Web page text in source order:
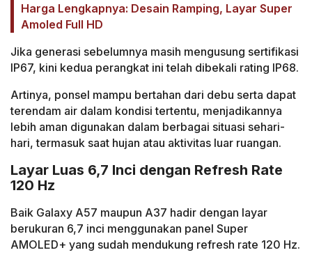
Harga Lengkapnya: Desain Ramping, Layar Super
Amoled Full HD
Jika generasi sebelumnya masih mengusung sertifikasi
IP67, kini kedua perangkat ini telah dibekali rating IP68.
Artinya, ponsel mampu bertahan dari debu serta dapat
terendam air dalam kondisi tertentu, menjadikannya
lebih aman digunakan dalam berbagai situasi sehari-
hari, termasuk saat hujan atau aktivitas luar ruangan.
Layar Luas 6,7 Inci dengan Refresh Rate
120 Hz
Baik Galaxy A57 maupun A37 hadir dengan layar
berukuran 6,7 inci menggunakan panel Super
AMOLED+ yang sudah mendukung refresh rate 120 Hz.